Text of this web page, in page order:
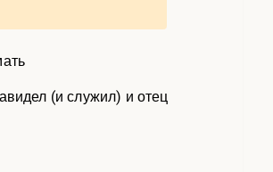
(и служил) и отец